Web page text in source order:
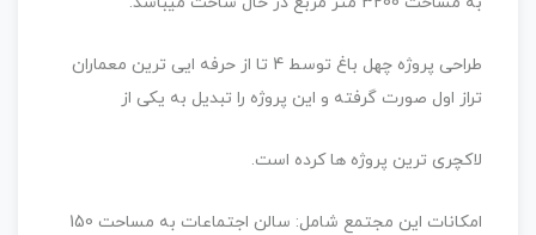
طراحی پروژه چهل باغ توسط 4 تا از حرفه ایی ترین معماران
تراز اول صورت گرفته و این پروژه را تبدیل به یکی از
لاکچری ترین پروژه ها کرده است.
امکانات این مجتمع شامل: سالن اجتماعات به مساحت 150